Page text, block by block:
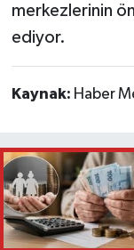
merkezlerinin
ediyor.
Kaynak: Haber